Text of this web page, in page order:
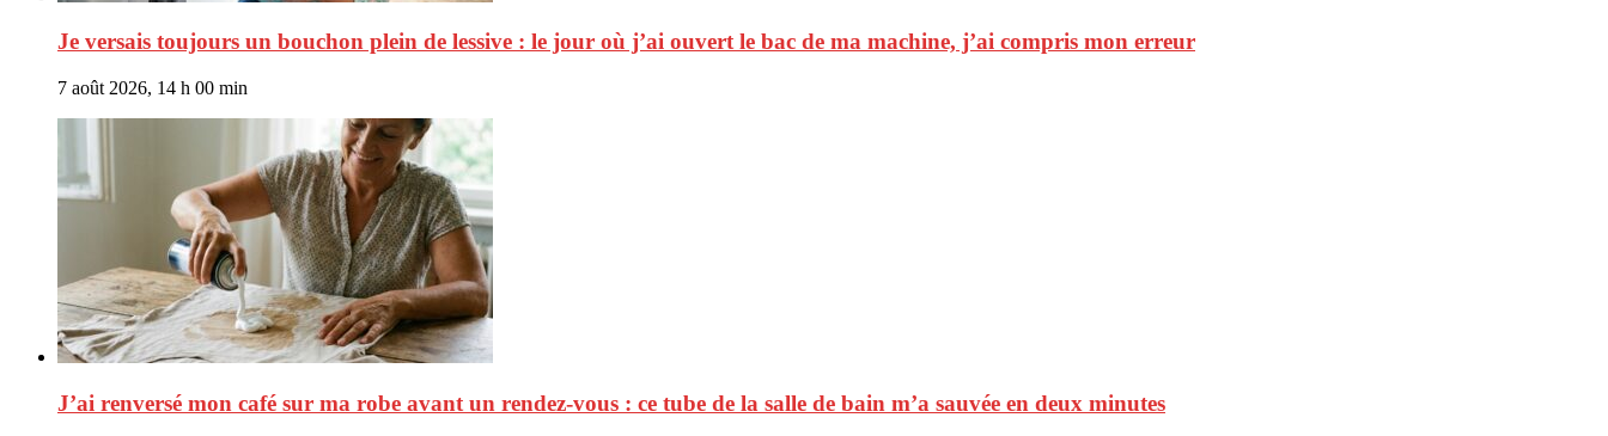
Je versais toujours un bouchon plein de lessive : le jour où j’ai ouvert le bac de ma machine, j’ai compris mon erreur
7 août 2026, 14 h 00 min
J’ai renversé mon café sur ma robe avant un rendez-vous : ce tube de la salle de bain m’a sauvée en deux minutes